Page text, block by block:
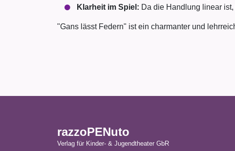
Klarheit im Spiel: Da die Handlung linear
"Gans lässt Federn" ist ein charmanter und
razzoPENuto
Verlag für Kinder- & Jugendtheater GbR